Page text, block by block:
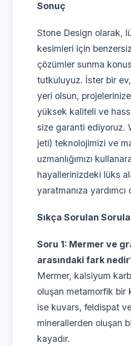
Sonuç
Stone Design olarak,
kesimleri için
çözümler sunma
tutkuluyuz. İster bir
yeri olsun,
yüksek kaliteli ve
size garanti ediyoruz.
jeti) teknolojimizi ve
uzmanlığımızı
hayallerinizdeki lüks
yaratmanıza yardımcı
Sıkça Sorulan
Soru 1: Mermer ve
arasındaki fark
Mermer, kalsiyum
oluşan metamorfik bir
ise kuvars, feldispat
minerallerden oluşan
kayadır.